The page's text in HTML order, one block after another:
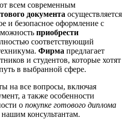
всем современным
документа осуществляется
и безопасное оформление с
приобрести
соответствующий
Фирма предлагает
и студентов, которые хотят
в выбранной сфере.
на все вопросы, включая
а также особенности
о покупке готового диплома
консультантам.